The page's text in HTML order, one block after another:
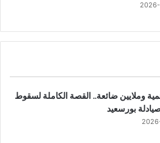
وملايين ضائعة.. القصة الكاملة لسقوط
بورسعيد